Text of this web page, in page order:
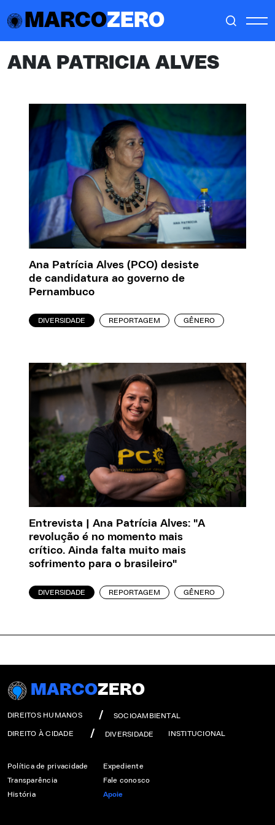
MARCOZERO
ANA PATRICIA ALVES
Ana Patrícia Alves (PCO) desiste
de candidatura ao governo de
Pernambuco
DIVERSIDADE REPORTAGEM GÊNERO
Entrevista | Ana Patrícia Alves: "A
revolução é no momento mais
crítico. Ainda falta muito mais
sofrimento para o brasileiro"
DIVERSIDADE REPORTAGEM GÊNERO
MARCOZERO
DIREITOS HUMANOS SOCIOAMBIENTAL
DIREITO À CIDADE DIVERSIDADE INSTITUCIONAL
Política de privacidade
Transparência
História
Expediente
Fale conosco
Apoie